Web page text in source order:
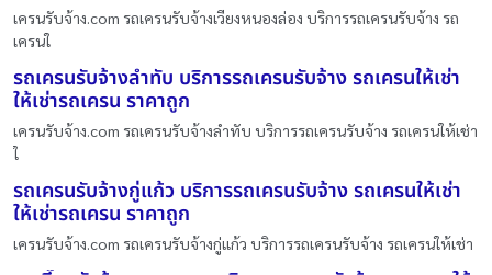
เครนรับจ้าง.com รถเครนรับจ้างเวียงหนองล่อง บริการรถเครนรับจ้าง รถ
เครนใ
รถเครนรับจ้างลำทับ บริการรถเครนรับจ้าง รถเครนให้เช่า
ให้เช่ารถเครน ราคาถูก
เครนรับจ้าง.com รถเครนรับจ้างลำทับ บริการรถเครนรับจ้าง รถเครนให้เช่า
ใ
รถเครนรับจ้างกู่แก้ว บริการรถเครนรับจ้าง รถเครนให้เช่า
ให้เช่ารถเครน ราคาถูก
เครนรับจ้าง.com รถเครนรับจ้างกู่แก้ว บริการรถเครนรับจ้าง รถเครนให้เช่า